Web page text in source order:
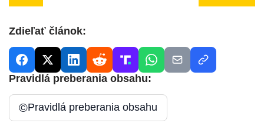
Zdieľať článok:
Pravidlá preberania obsahu:
©Pravidlá preberania obsahu